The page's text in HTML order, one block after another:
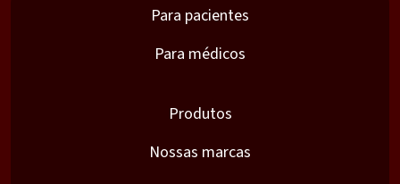
Para pacientes
Para médicos
Produtos
Nossas marcas